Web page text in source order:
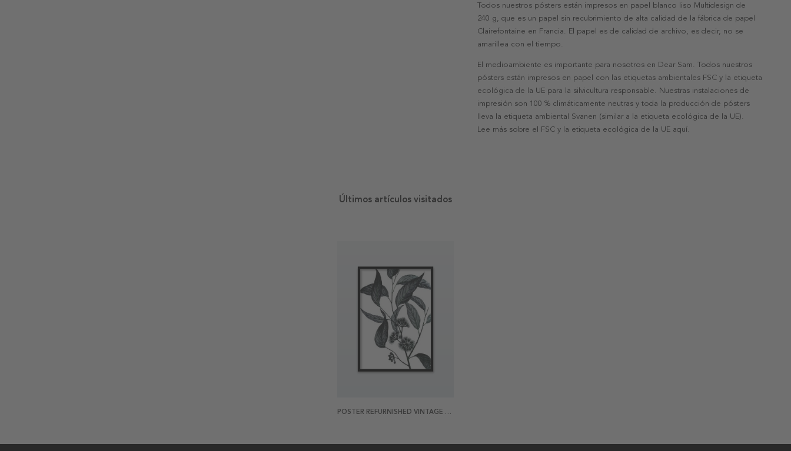
Todos nuestros pósters están impresos en papel blanco liso Multidesign de
240 g, que es un papel sin recubrimiento de alta calidad de la fábrica de papel
Clairefontaine en Francia. El papel es de calidad de archivo, es decir, no se
amarillea con el tiempo.
El medioambiente es importante para nosotros en Dear Sam. Todos nuestros
pósters están impresos en papel con las etiquetas ambientales FSC y la etiqueta
ecológica de la UE para la silvicultura responsable. Nuestras instalaciones de
impresión son 100 % climáticamente neutras y toda la producción de pósters
lleva la etiqueta ambiental Svanen (similar a la etiqueta ecológica de la UE).
Lee más sobre el FSC y la etiqueta ecológica de la UE aquí.
Últimos artículos visitados
POSTER REFURNISHED VINTAGE WILD EUCALYPTUS